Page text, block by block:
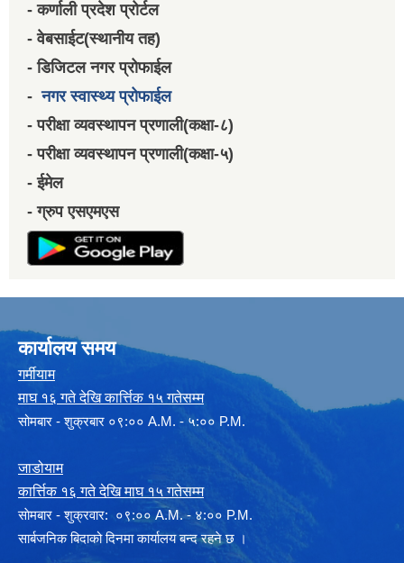
- कर्णाली प्रदेश प्रोर्टल
- वेबसाईट(स्थानीय तह)
- डिजिटल नगर प्रोफाईल
-नगर स्वास्थ्य प्रोफाईल
- परीक्षा व्यवस्थापन प्रणाली(कक्षा-८)
- परीक्षा व्यवस्थापन प्रणाली(कक्षा-५)
- ईमेल
- ग्रुप एसएमएस
कार्यालय समय
गर्मीयाम
माघ १६ गते देखि कार्त्तिक १५ गतेसम्म
सोमबार - शुक्रबार ०९:०० A.M. - ५:०० P.M.
जाडोयाम
कार्त्तिक १६ गते देखि माघ १५ गतेसम्म
साेमबार - शुक्रवार: ०९:०० A.M. - ४:०० P.M.
सार्बजनिक बिदाको दिनमा कार्यालय बन्द रहने छ ।